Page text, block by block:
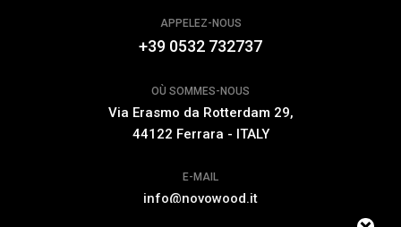
APPELEZ-NOUS
+39 0532 732737
OÙ SOMMES-NOUS
Via Erasmo da Rotterdam 29,
44122 Ferrara - ITALY
E-MAIL
info@novowood.it